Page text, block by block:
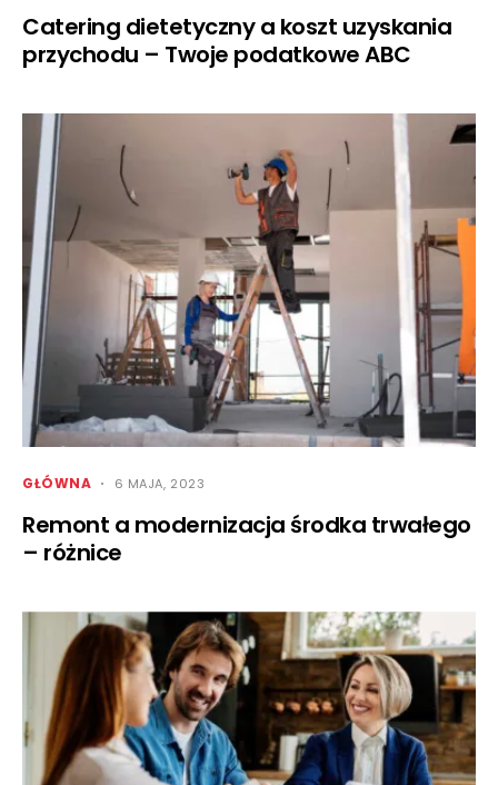
Catering dietetyczny a koszt uzyskania
przychodu – Twoje podatkowe ABC
GŁÓWNA 6 MAJA, 2023
Remont a modernizacja środka trwałego
– różnice